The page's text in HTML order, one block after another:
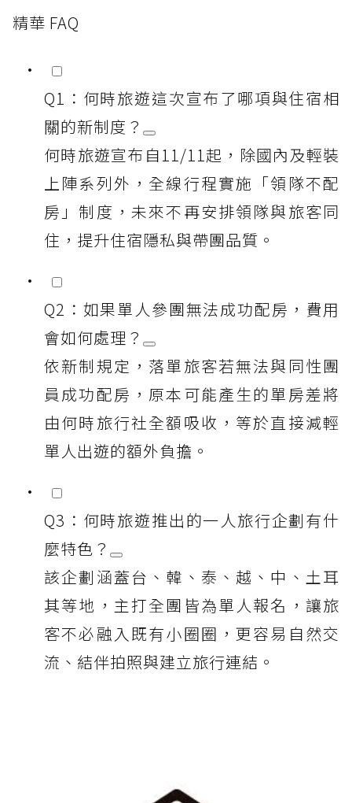
精華 FAQ
Q1：何時旅遊這次宣布了哪項與住宿相
關的新制度？
何時旅遊宣布自11/11起，除國內及輕裝
上陣系列外，全線行程實施「領隊不配
房」制度，未來不再安排領隊與旅客同
住，提升住宿隱私與帶團品質。
Q2：如果單人參團無法成功配房，費用
會如何處理？
依新制規定，落單旅客若無法與同性團
員成功配房，原本可能產生的單房差將
由何時旅行社全額吸收，等於直接減輕
單人出遊的額外負擔。
Q3：何時旅遊推出的一人旅行企劃有什
麼特色？
該企劃涵蓋台、韓、泰、越、中、土耳
其等地，主打全團皆為單人報名，讓旅
客不必融入既有小圈圈，更容易自然交
流、結伴拍照與建立旅行連結。